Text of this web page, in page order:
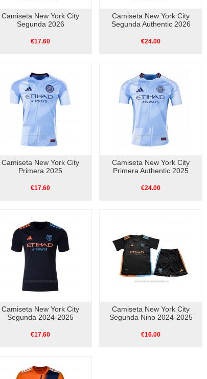
Camiseta New York City
Segunda 2026
€17.60
Camiseta New York City
Segunda Authentic 2026
€24.00
Camiseta New York City
Primera 2025
€17.60
Camiseta New York City
Primera Authentic 2025
€24.00
Camiseta New York City
Segunda 2024-2025
€17.60
Camiseta New York City
Segunda Nino 2024-2025
€16.00